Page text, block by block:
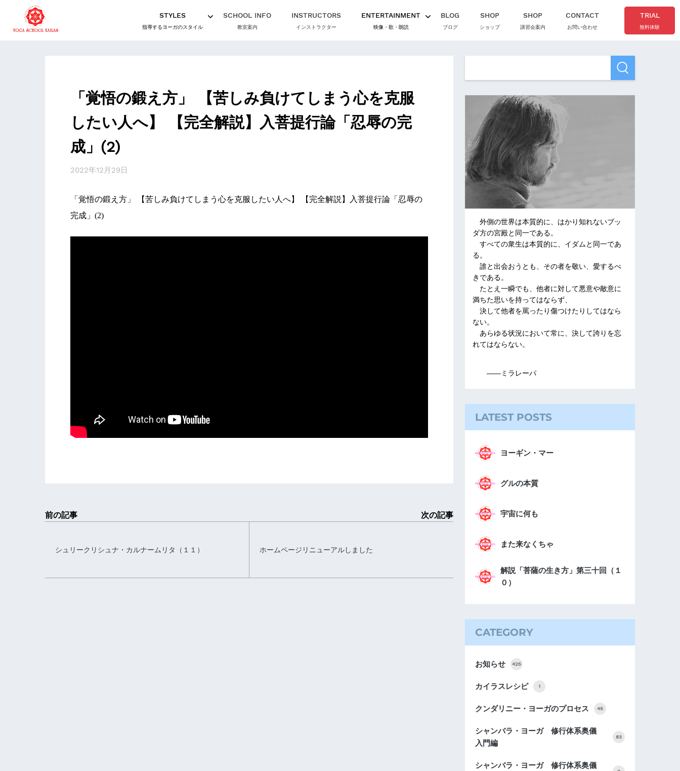
STYLES
指導するヨーガのスタイル
SCHOOL INFO
教室案内
INSTRUCTORS
インストラクター
ENTERTAINMENT
映像・歌・朗読
BLOG
ブログ
SHOP
ショップ
SHOP
講習会案内
CONTACT
お問い合わせ
TRIAL
無料体験
「覚悟の鍛え方」 【苦しみ負けてしまう心を克服
したい人へ】 【完全解説】入菩提行論「忍辱の完
成」(2)
2022年12月29日
「覚悟の鍛え方」 【苦しみ負けてしまう心を克服したい人へ】 【完全解説】入菩提行論「忍辱の
完成」(2)
前の記事
シュリークリシュナ・カルナームリタ（１１）
次の記事
ホームページリニューアルしました
外側の世界は本質的に、はかり知れないブッ
ダ方の宮殿と同一である。
すべての衆生は本質的に、イダムと同一であ
る。
誰と出会おうとも、その者を敬い、愛するべ
きである。
たとえ一瞬でも、他者に対して悪意や敵意に
満ちた思いを持ってはならず、
決して他者を罵ったり傷つけたりしてはなら
ない。
あらゆる状況において常に、決して誇りを忘
れてはならない。
――ミラレーパ
LATEST POSTS
ヨーギン・マー
グルの本質
宇宙に何も
また来なくちゃ
解説「菩薩の生き方」第三十回（１
０）
CATEGORY
お知らせ 425
カイラスレシピ 1
クンダリニー・ヨーガのプロセス 45
シャンバラ・ヨーガ 修行体系奥儀
入門編
83
シャンバラ・ヨーガ 修行体系奥儀